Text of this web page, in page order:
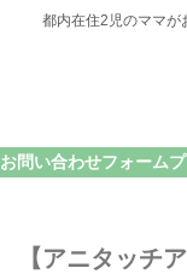
都内在住2児のママが
お問い合わせフォーム
【アニタッチ